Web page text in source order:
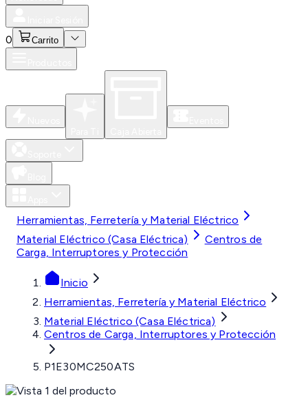
0 Carrito
Herramientas, Ferretería y Material Eléctrico
Material Eléctrico (Casa Eléctrica)
Centros de
Carga, Interruptores y Protección
Inicio
Herramientas, Ferretería y Material Eléctrico
Material Eléctrico (Casa Eléctrica)
Centros de Carga, Interruptores y Protección
P1E30MC250ATS